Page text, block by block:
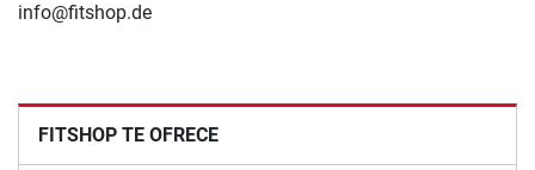
info@fitshop.de
FITSHOP TE OFRECE